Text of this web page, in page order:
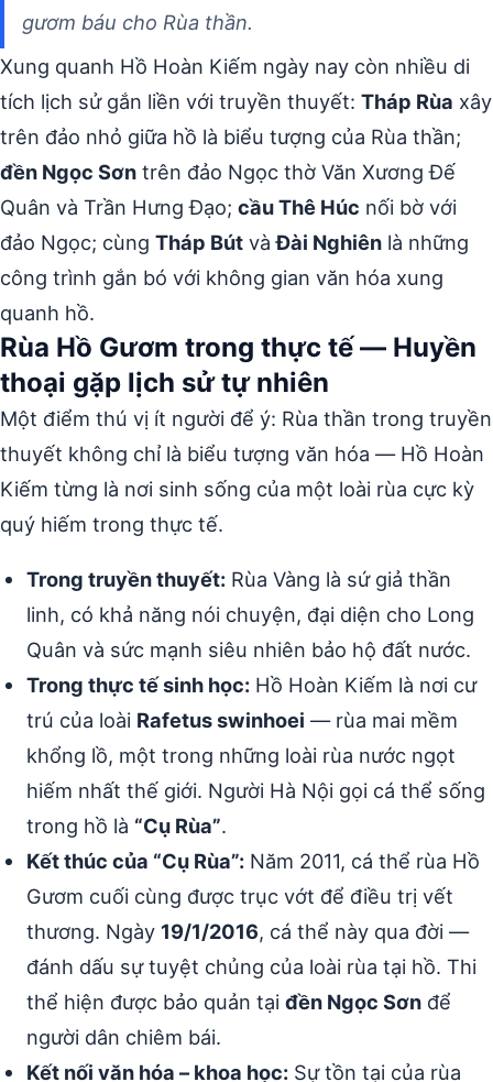
gươm báu cho Rùa thần.
Xung quanh Hồ Hoàn Kiếm ngày nay còn nhiều di
tích lịch sử gắn liền với truyền thuyết: Tháp Rùa xây
trên đảo nhỏ giữa hồ là biểu tượng của Rùa thần;
đền Ngọc Sơn trên đảo Ngọc thờ Văn Xương Đế
Quân và Trần Hưng Đạo; cầu Thê Húc nối bờ với
đảo Ngọc; cùng Tháp Bút vàĐài Nghiên là những
công trình gắn bó với không gian văn hóa xung
quanh hồ.
Rùa Hồ Gươm trong thực tế — Huyền
thoại gặp lịch sử tự nhiên
Một điểm thú vị ít người để ý: Rùa thần trong truyền
thuyết không chỉ là biểu tượng văn hóa — Hồ Hoàn
Kiếm từng là nơi sinh sống của một loài rùa cực kỳ
quý hiếm trong thực tế.
Trong truyền thuyết: Rùa Vàng là sứ giả thần
linh, có khả năng nói chuyện, đại diện cho Long
Quân và sức mạnh siêu nhiên bảo hộ đất nước.
Trong thực tế sinh học: Hồ Hoàn Kiếm là nơi cư
trú của loài Rafetus swinhoei — rùa mai mềm
khổng lồ, một trong những loài rùa nước ngọt
hiếm nhất thế giới. Người Hà Nội gọi cá thể sống
trong hồ là “Cụ Rùa”.
Kết thúc của “Cụ Rùa”: Năm 2011, cá thể rùa Hồ
Gươm cuối cùng được trục vớt để điều trị vết
thương. Ngày 19/1/2016, cá thể này qua đời —
đánh dấu sự tuyệt chủng của loài rùa tại hồ. Thi
thể hiện được bảo quản tại đền Ngọc Sơn để
người dân chiêm bái.
Kết nối văn hóa – khoa học: Sự tồn tại của rùa